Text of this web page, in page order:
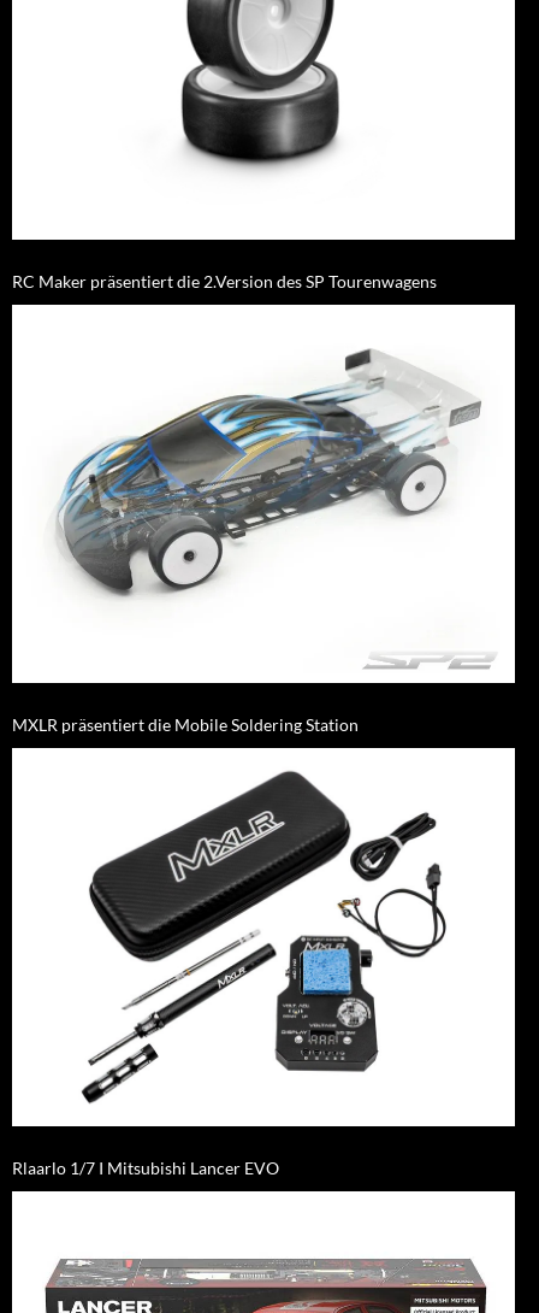
RC Maker präsentiert die 2.Version des SP Tourenwagens
MXLR präsentiert die Mobile Soldering Station
Rlaarlo 1/7 I Mitsubishi Lancer EVO